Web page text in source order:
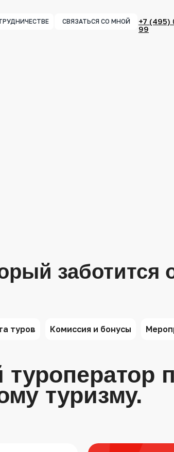
СВЯЗАТЬСЯ СО МНОЙ
+7 (495)
99
заботится
туров Комиссия и бонусы
туризму.